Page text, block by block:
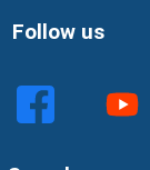
Follow us